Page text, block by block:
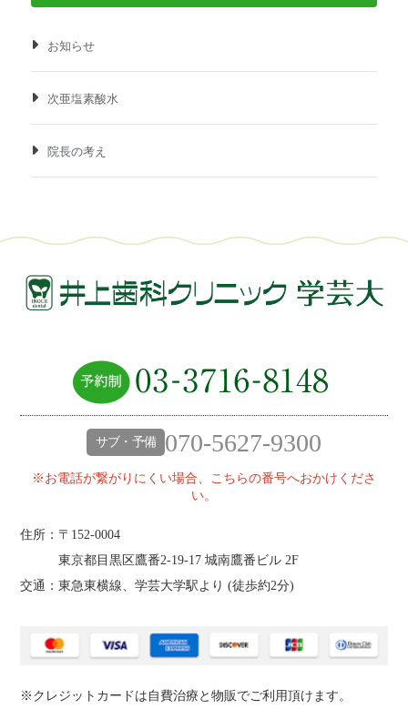
お知らせ
次亜塩素酸水
院長の考え
サブ・予備 070-5627-9300
※お電話が繋がりにくい場合、こちらの番号へおかけくださ
い。
住所：〒152-0004
東京都目黒区鷹番2‐19‐17 城南鷹番ビル 2F
交通：東急東横線、学芸大学駅より (徒歩約2分)
※クレジットカードは自費治療と物販でご利用頂けます。